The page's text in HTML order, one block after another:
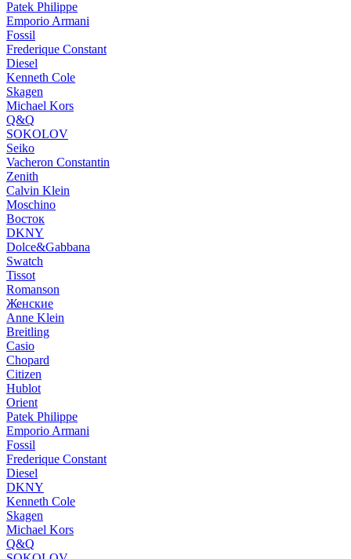
Patek Philippe
Emporio Armani
Fossil
Frederique Constant
Diesel
Kenneth Cole
Skagen
Michael Kors
Q&Q
SOKOLOV
Seiko
Vacheron Constantin
Zenith
Calvin Klein
Moschino
Восток
DKNY
Dolce&Gabbana
Swatch
Tissot
Romanson
Женские
Anne Klein
Breitling
Casio
Chopard
Citizen
Hublot
Orient
Patek Philippe
Emporio Armani
Fossil
Frederique Constant
Diesel
DKNY
Kenneth Cole
Skagen
Michael Kors
Q&Q